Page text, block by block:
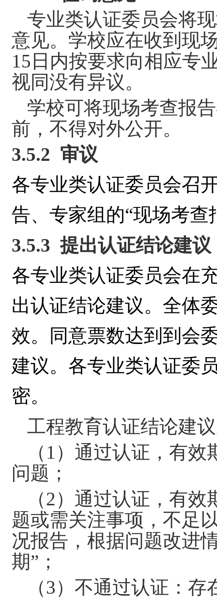
专业类认证委员会将
意见。学校应在收到现
15 日内按要求向相应专
视同没有异议。
学校可将现场考查报
前，不得对外公开。
3.5.2 审议
各专业类认证委员会召
告、专家组的“现场考查
3.5.3 提出认证结论建议
各专业类认证委员会在
出认证结论建议。全体
效。同意票数达到到会
建议。各专业类认证委
密。
工程教育认证结论建
（ 1 ）通过认证，有效
问题；
（2）通过认证，有效
题或需关注事项，不足
况报告，根据问题改进
期”；
（3）不通过认证：存